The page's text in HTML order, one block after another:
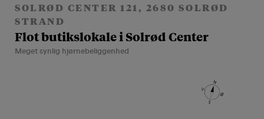
SOLRØD CENTER 121, 2680 SOLRØD
STRAND
Flot butikslokale i Solrød Center
Meget synlig hjørnebeliggenhed